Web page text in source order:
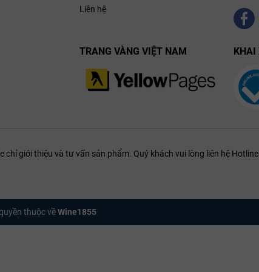
Liên hệ
TRANG VÀNG VIỆT NAM KHAI
giới thiệu và tư vấn sản phẩm. Quý khách vui lòng liên hệ
thuộc vềWine1855